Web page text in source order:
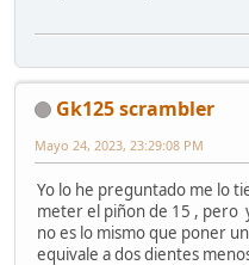
Gk125 scrambler
Mayo 24, 2023, 23:29:08 PM
Yo lo he preguntado me lo
meter el piñon de 15 , pero
no es lo mismo que poner
equivale a dos dientes